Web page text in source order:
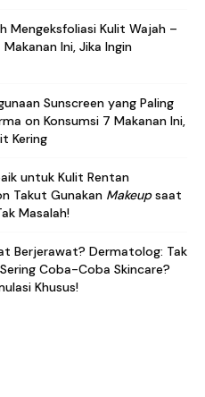
Mengeksfoliasi Kulit Wajah –
Ini, Jika Ingin
Sunscreen yang Paling
on Konsumsi 7 Makanan Ini,
Kering
untuk Kulit Rentan
Takut Gunakan Makeupsaat
Masalah!
Berjerawat? Dermatolog: Tak
Sering Coba-Coba Skincare?
Khusus!